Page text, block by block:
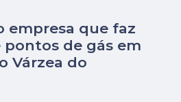
empresa que faz
pontos de gás em
Várzea do